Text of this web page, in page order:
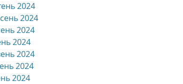
2024
2024
2024
2024
2024
2024
2024